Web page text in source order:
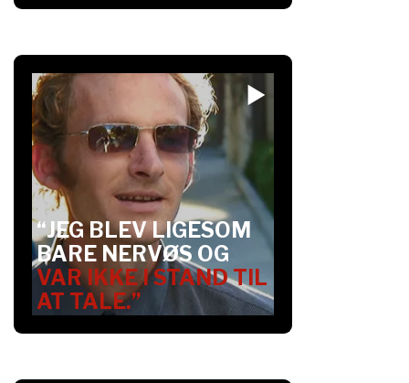
“JEG BLEV LIGESOM
BARE NERVØS OG
VAR IKKE I STAND TIL
AT TALE.”